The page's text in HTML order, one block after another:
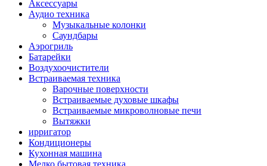
Аксессуары
Аудио техника
Музыкальные колонки
Саундбары
Аэрогриль
Батарейки
Воздухоочистители
Встраиваемая техника
Варочные поверхности
Встраиваемые духовые шкафы
Встраиваемые микроволновые печи
Вытяжки
ирригатор
Кондиционеры
Кухонная машина